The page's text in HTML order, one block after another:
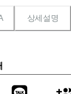
상세설명